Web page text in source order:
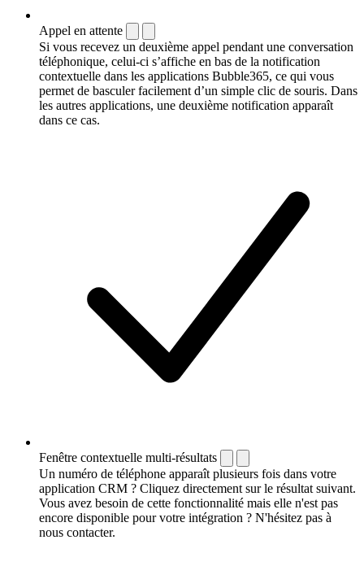
Appel en attente
Si vous recevez un deuxième appel pendant une conversation
téléphonique, celui-ci s’affiche en bas de la notification
contextuelle dans les applications Bubble365, ce qui vous
permet de basculer facilement d’un simple clic de souris. Dans
les autres applications, une deuxième notification apparaît
dans ce cas.
Fenêtre contextuelle multi-résultats
Un numéro de téléphone apparaît plusieurs fois dans votre
application CRM ? Cliquez directement sur le résultat suivant.
Vous avez besoin de cette fonctionnalité mais elle n'est pas
encore disponible pour votre intégration ? N'hésitez pas à
nous contacter.